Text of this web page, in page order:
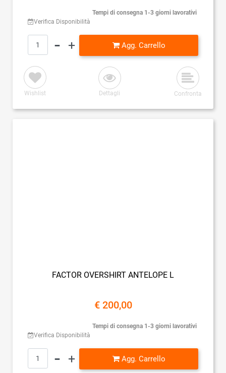
Verifica Disponibilità
Tempi di consegna 1-3 giorni lavorativi
Quantità
Agg. Carrello
Wishlist Dettagli Confronta
FACTOR OVERSHIRT ANTELOPE L
€ 200,00
Verifica Disponibilità
Tempi di consegna 1-3 giorni lavorativi
Quantità
Agg. Carrello